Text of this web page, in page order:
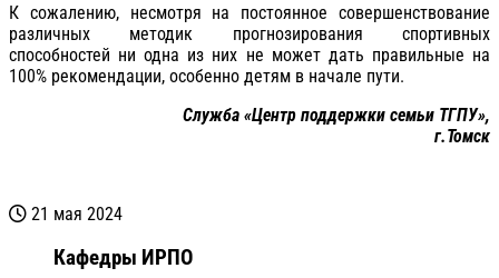
К сожалению, несмотря на постоянное совершенствование
различных методик прогнозирования спортивных
способностей ни одна из них не может дать правильные на
100% рекомендации, особенно детям в начале пути.
Служба «Центр поддержки семьи ТГПУ»,
г.Томск
21 мая 2024
Кафедры ИРПО